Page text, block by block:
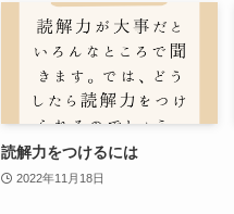
読解力をつけるには
2022年11月18日